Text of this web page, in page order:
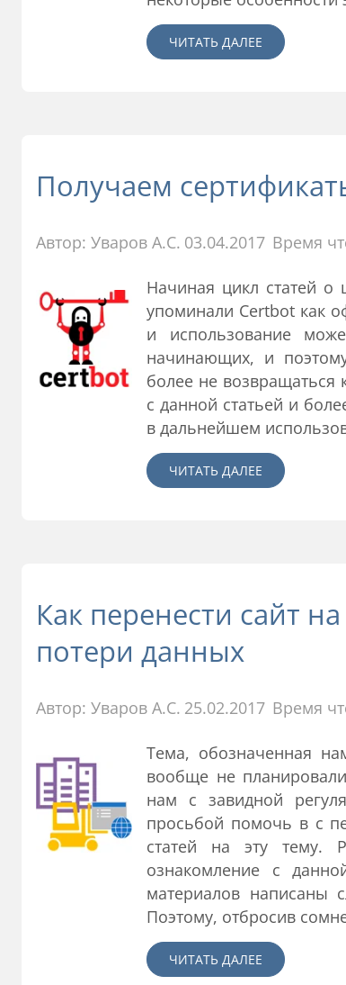
ЧИТАТЬ ДАЛЕЕ
Получаем
Автор: Уваров А.С. 03.04.2017 Время
Начиная цикл статей
упоминали Certbot как
и использование
начинающих, и
более не возвращаться
с данной статьей и
в дальнейшем
ЧИТАТЬ ДАЛЕЕ
Как перенести сайт
потери данных
Автор: Уваров А.С. 25.02.2017 Время
Тема, обозначенная
вообще не
нам с завидной
просьбой помочь в с
статей на эту тему.
ознакомление с
материалов написаны
Поэтому, отбросив
ЧИТАТЬ ДАЛЕЕ